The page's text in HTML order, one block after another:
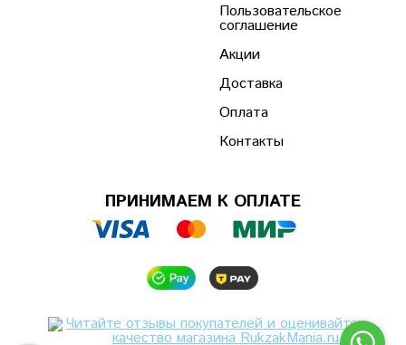
Пользовательское
соглашение
Акции
Доставка
Оплата
Контакты
ПРИНИМАЕМ К ОПЛАТЕ